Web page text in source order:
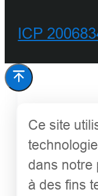
ICP
Ce site
dans notre
à des fins